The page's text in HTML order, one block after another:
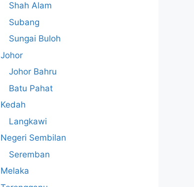
Shah Alam
Subang
Sungai Buloh
Johor
Johor Bahru
Batu Pahat
Kedah
Langkawi
Negeri Sembilan
Seremban
Melaka